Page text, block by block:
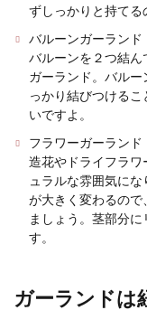
ずしっかりと持てる
バルーンガーランド
バルーンを２つ結ん
ガーランド。バルー
っかり結びつける
いですよ。
フラワーガーランド
造花やドライフラワ
ュラルな雰囲気に
が大きく変わるので
ましょう。茎部分
す。
ガーランドは